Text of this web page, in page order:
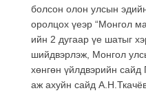
болсон олон улсын
оролцох үеэр “Монгол
ийн 2 дугаар үе шатыг
шийдвэрлэж, Монгол
хөнгөн үйлдвэрийн
аж ахуйн сайд